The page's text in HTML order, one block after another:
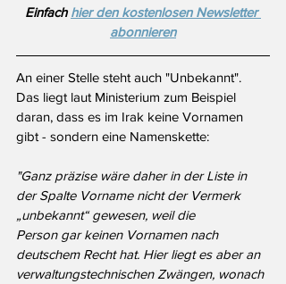
Einfach hier den kostenlosen Newsletter
abonnieren
An einer Stelle steht auch "Unbekannt".
Das liegt laut Ministerium zum Beispiel
daran, dass es im Irak keine Vornamen
gibt - sondern eine Namenskette:
"Ganz präzise wäre daher in der Liste in
der Spalte Vorname nicht der Vermerk
„unbekannt“ gewesen, weil die
Person gar keinen Vornamen nach
deutschem Recht hat. Hier liegt es aber an
verwaltungstechnischen Zwängen, wonach